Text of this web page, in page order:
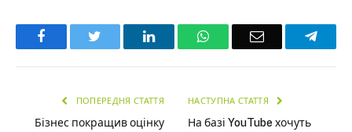
Facebook LinkedInWhatsAppEmail
ПОПЕРЕДНЯ СТАТТЯ
Бізнес покращив оцінку
НАСТУПНА СТАТТЯ
На базі YouTube хочуть